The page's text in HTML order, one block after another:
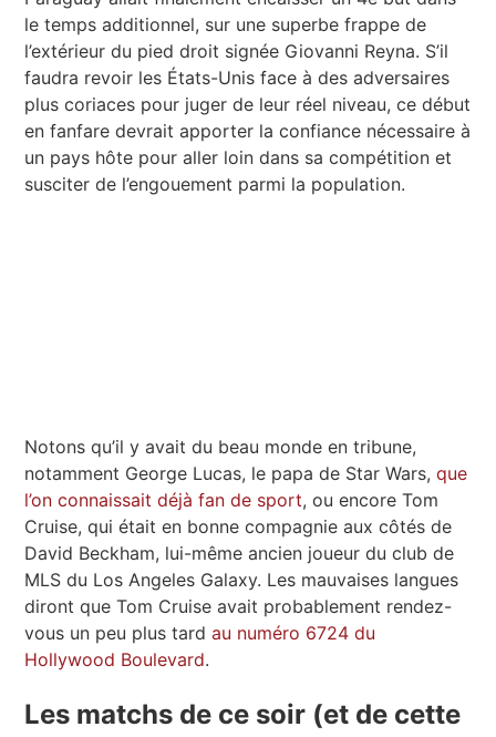
le temps additionnel, sur une superbe frappe de
l’extérieur du pied droit signée Giovanni Reyna. S’il
faudra revoir les États-Unis face à des adversaires
plus coriaces pour juger de leur réel niveau, ce début
en fanfare devrait apporter la confiance nécessaire à
un pays hôte pour aller loin dans sa compétition et
susciter de l’engouement parmi la population.
Notons qu’il y avait du beau monde en tribune,
notamment George Lucas, le papa de Star Wars,que
l’on connaissait déjà fan de sport, ou encore Tom
Cruise, qui était en bonne compagnie aux côtés de
David Beckham, lui-même ancien joueur du club de
MLS du Los Angeles Galaxy. Les mauvaises langues
diront que Tom Cruise avait probablement rendez-
vous un peu plus tardau numéro 6724 du
Hollywood Boulevard.
Les matchs de ce soir (et de cette